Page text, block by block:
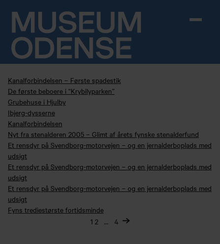
Kanalforbindelsen – Første spadestik
De første beboere i “Krybilyparken”
Grubehuse i Hjulby
Ibjerg-dysserne
Kanalforbindelsen
Nyt fra stenalderen 2005 – Glimt af årets fynske stenalderfund
Et rensdyr på Svendborg-motorvejen – og en jernalderboplads med
udsigt
Et rensdyr på Svendborg-motorvejen – og en jernalderboplads med
udsigt
Et rensdyr på Svendborg-motorvejen – og en jernalderboplads med
udsigt
Fyns trediestørste fortidsminde
Indlægsinddeling
1 2 … 4